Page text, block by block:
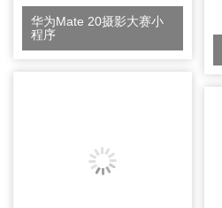
华为Mate 20摄影大赛小
程序